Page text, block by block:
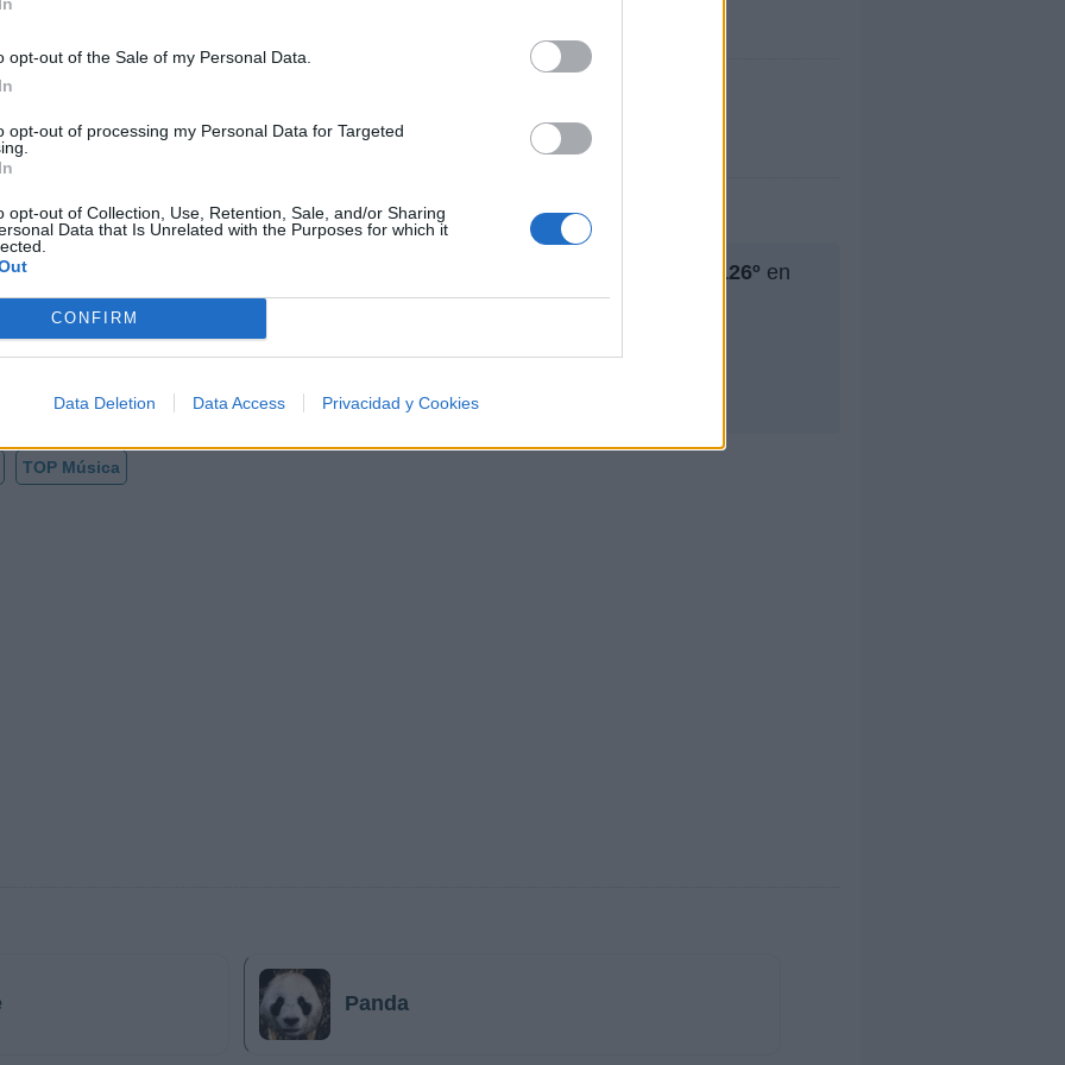
opt-out of the Sale of my Personal Data.
opt-out of processing my Personal Data for Targeted
opt-out of Collection, Use, Retention, Sale, and/or Sharing
Data that Is Unrelated with the Purposes for which it
CONFIRM
Data Deletion Data Access Privacidad y Cookies
Norte
del Norteño
Norte
la posición 126º en
TOP Música
Panda